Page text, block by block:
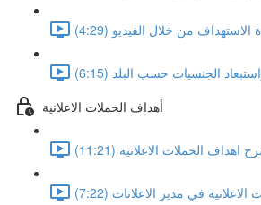
الاستهداف من خلال الفيديو (4:29)
الجنسيات حسب البلد (6:15)
أهداف الحملات الاعلانية
اهداف الحملات الاعلانية (11:21)
في مدير الاعلانات (7:22)